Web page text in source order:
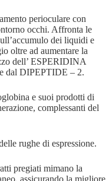
perioculare con
occhi. Affronta le
dei liquidi e
oltre ad aumentare la
dell’ ESPERIDINA
dal DIPEPTIDE – 2.
e suoi prodotti di
complessanti del
rughe di espressione.
pregiati mimano la
assicurando la migliore